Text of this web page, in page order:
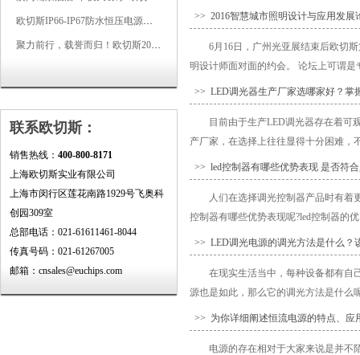
欧切斯IP66-IP67防水恒压电源，无惧风雨，智稳如一
聚力前行，载誉而归！欧切斯2026光亚展完美收官
联系欧切斯：
销售热线： 400-800-8171
上海欧切斯实业有限公司
上海市闵行区莲花南路1929号飞奥科
创园309室
总部电话：021-61611461-8044
传真号码：021-61267005
邮箱：cnsales@euchips.com
>> 2016智慧城市照明设计与应用发
6月16日，广州光亚展结束后欧切
明设计师面对面的约会。 论坛上可谓
>> LED调光器生产厂家选哪家好？掌
目前由于生产LED调光器存在着可
产厂家，在选择上往往显得十分困难，
>> led控制器有哪些优势表现 是否符
人们在选择调光控制器产品时有着
控制器有哪些优势表现呢?led控制器的
>> LED调光电源的调光方法是什么？
在现实生活当中，每种设备都有自
源也是如此，那么它的调光方法是什么
>> 为你详细阐述恒流电源的特点、应
电源的存在相对于大家来说是并不